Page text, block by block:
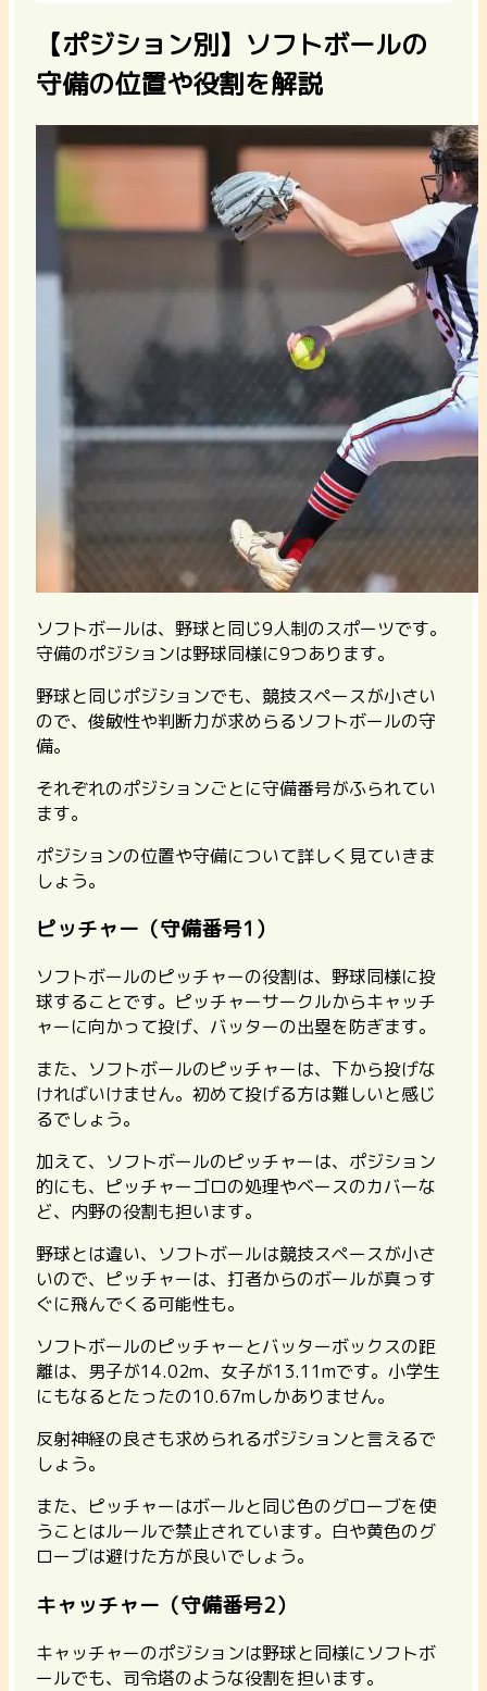
【ポジション別】ソフトボールの
守備の位置や役割を解説
ソフトボールは、野球と同じ9人制のスポーツです。
守備のポジションは野球同様に9つあります。
野球と同じポジションでも、競技スペースが小さい
ので、俊敏性や判断力が求めらるソフトボールの守
備。
それぞれのポジションごとに守備番号がふられてい
ます。
ポジションの位置や守備について詳しく見ていきま
しょう。
ピッチャー（守備番号1）
ソフトボールのピッチャーの役割は、野球同様に投
球することです。ピッチャーサークルからキャッチ
ャーに向かって投げ、バッターの出塁を防ぎます。
また、ソフトボールのピッチャーは、下から投げな
ければいけません。初めて投げる方は難しいと感じ
るでしょう。
加えて、ソフトボールのピッチャーは、ポジション
的にも、ピッチャーゴロの処理やベースのカバーな
ど、内野の役割も担います。
野球とは違い、ソフトボールは競技スペースが小さ
いので、ピッチャーは、打者からのボールが真っす
ぐに飛んでくる可能性も。
ソフトボールのピッチャーとバッターボックスの距
離は、男子が14.02m、女子が13.11mです。小学生
にもなるとたったの10.67mしかありません。
反射神経の良さも求められるポジションと言えるで
しょう。
また、ピッチャーはボールと同じ色のグローブを使
うことはルールで禁止されています。白や黄色のグ
ローブは避けた方が良いでしょう。
キャッチャー（守備番号2）
キャッチャーのポジションは野球と同様にソフトボ
ールでも、司令塔のような役割を担います。